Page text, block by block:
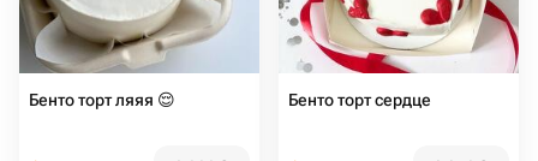
Бенто торт ляяя 😌 Бенто торт сердце